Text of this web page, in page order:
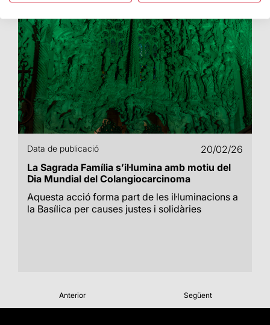
Data de publicació
20/02/26
La Sagrada Família s’il·lumina amb motiu del
Dia Mundial del Colangiocarcinoma
Aquesta acció forma part de les il·luminacions a
la Basílica per causes justes i solidàries
Anterior Següent